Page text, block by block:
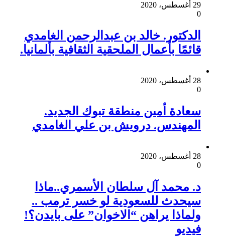
29 أغسطس، 2020
0
الدكتور. خالد بن عبدالرحمن الغامدي
قائمًا بأعمال الملحقية الثقافية بألمانيا.
28 أغسطس، 2020
0
سعادة أمين منطقة تبوك الجديد.
المهندس. درويش بن علي الغامدي
28 أغسطس، 2020
0
د. محمد آل سلطان الأسمري..ماذا
سيحدث للسعودية لو خسر ترمب ..
ولماذا يراهن “الاخوان” على بايدن؟!
فيديو